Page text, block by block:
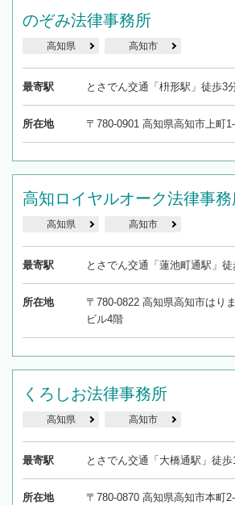
のぞみ法律事務所
高知県 高知市
最寄駅 とさでん交通「枡形駅」徒歩3
所在地 〒780-0901 高知県高知市上町
高知ロイヤルオーク法律事務
高知県 高知市
最寄駅 とさでん交通「蓮池町通駅」徒
所在地
〒780-0822 高知県高知市はり
ビル4階
くろしお法律事務所
高知県 高知市
最寄駅 とさでん交通「大橋通駅」徒歩
所在地 〒780-0870 高知県高知市本町